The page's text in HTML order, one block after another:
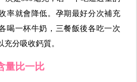
率就會降低。孕期最好分次補充
喝一杯牛奶，三餐飯後各吃一次
分吸收鈣質。
量比一比